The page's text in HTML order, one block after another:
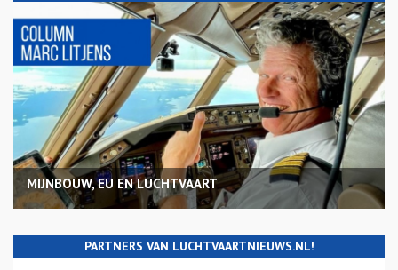
MIJNBOUW, EU EN LUCHTVAART
PARTNERS VAN LUCHTVAARTNIEUWS.NL!